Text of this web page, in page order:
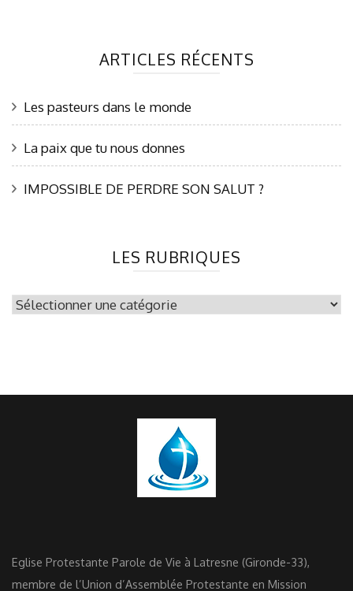
ARTICLES RÉCENTS
Les pasteurs dans le monde
La paix que tu nous donnes
IMPOSSIBLE DE PERDRE SON SALUT ?
LES RUBRIQUES
les
Eglise Protestante Parole de Vie à Latresne (Gironde-33),
membre de l’Union d’Assemblée Protestante en Mission